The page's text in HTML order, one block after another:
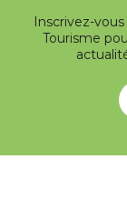
Inscrivez-
Tourisme